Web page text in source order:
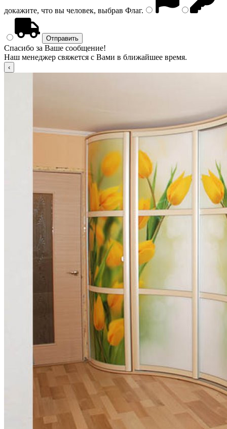
докажите, что вы человек, выбрав Флаг.
Спасибо за Ваше сообщение!
Наш менеджер свяжется с Вами в ближайшее время.